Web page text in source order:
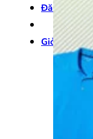
Đăng nhập
Giỏ hàng /